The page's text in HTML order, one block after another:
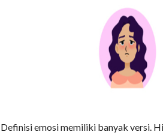
Definisi emosi memiliki banyak versi.